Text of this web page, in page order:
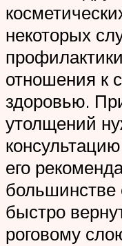
некоторых
отношения к
здоровью.
утолщений
его
большинстве
быстро
роговому